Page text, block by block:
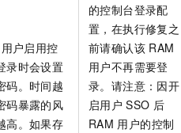
户启用控
录时会设置
码。时间越
码暴露的风
高。如果存
的控制台登录配
置，在执行修复之
前请确认该 RAM
用户不再需要登
录。请注意：因开
启用户 SSO 后
RAM 用户的控制